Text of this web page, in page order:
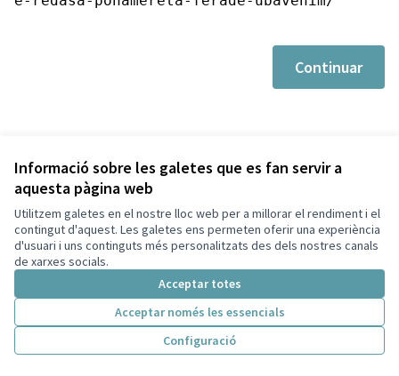
Informació sobre les galetes que es fan servir a
aquesta pàgina web
Utilitzem galetes en el nostre lloc web per a millorar el rendiment i el
contingut d'aquest. Les galetes ens permeten oferir una experiència
d'usuari i uns continguts més personalitzats des dels nostres canals
de xarxes socials.
Acceptar totes
Acceptar només les essencials
Configuració
Continuar
Termes i condicions d'ús
Configuració de les galetes
Decidim Sant Cugat a X
(Enllaç extern)
Decidim Sant Cugat a Facebook
Decidim Sant Cugat a Instagram
Decidim Sant Cugat a GitHub
(Enllaç extern)
Web creada ambprogramari lliure .
Amb
(Enllaç